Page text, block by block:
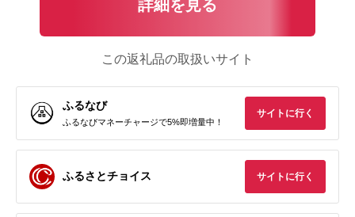
詳細を見る
この返礼品の取扱いサイト
ふるなび
ふるなびマネーチャージで5%即増量中！
サイトに行く
ふるさとチョイス サイトに行く